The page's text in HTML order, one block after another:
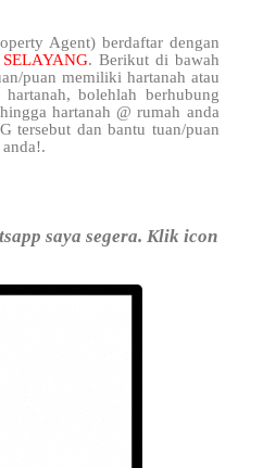
Agent) berdaftar dengan
SELAYANG. Berikut di bawah
puan memiliki hartanah atau
bolehlah berhubung
hartanah @ rumah anda
tersebut dan bantu tuan/puan
saya segera. Klik icon